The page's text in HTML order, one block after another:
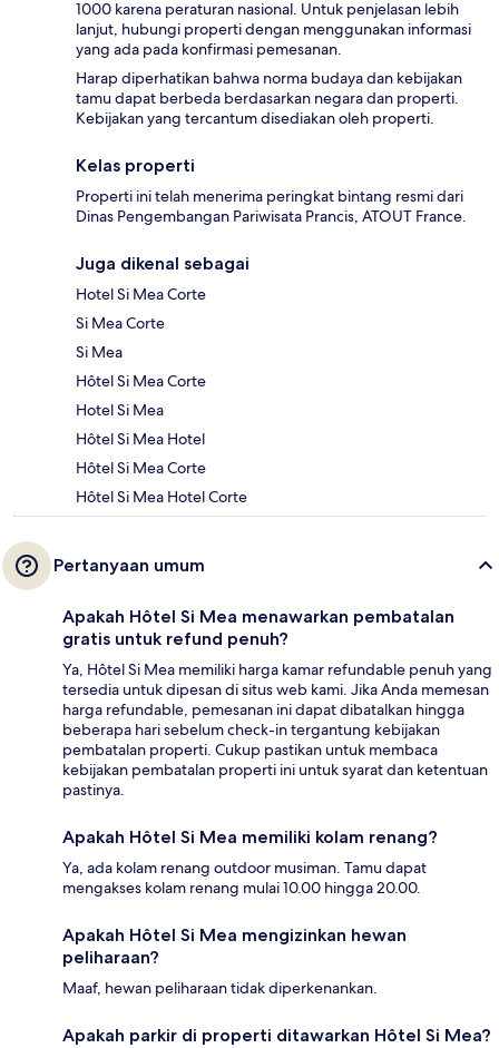
1000 karena peraturan nasional. Untuk penjelasan lebih
lanjut, hubungi properti dengan menggunakan informasi
yang ada pada konfirmasi pemesanan.
Harap diperhatikan bahwa norma budaya dan kebijakan
tamu dapat berbeda berdasarkan negara dan properti.
Kebijakan yang tercantum disediakan oleh properti.
Kelas properti
Properti ini telah menerima peringkat bintang resmi dari
Dinas Pengembangan Pariwisata Prancis, ATOUT France.
Juga dikenal sebagai
Hotel Si Mea Corte
Si Mea Corte
Si Mea
Hôtel Si Mea Corte
Hotel Si Mea
Hôtel Si Mea Hotel
Hôtel Si Mea Corte
Hôtel Si Mea Hotel Corte
Pertanyaan umum
Apakah Hôtel Si Mea menawarkan pembatalan
gratis untuk refund penuh?
Ya, Hôtel Si Mea memiliki harga kamar refundable penuh yang
tersedia untuk dipesan di situs web kami. Jika Anda memesan
harga refundable, pemesanan ini dapat dibatalkan hingga
beberapa hari sebelum check-in tergantung kebijakan
pembatalan properti. Cukup pastikan untuk membaca
kebijakan pembatalan properti ini untuk syarat dan ketentuan
pastinya.
Apakah Hôtel Si Mea memiliki kolam renang?
Ya, ada kolam renang outdoor musiman. Tamu dapat
mengakses kolam renang mulai 10.00 hingga 20.00.
Apakah Hôtel Si Mea mengizinkan hewan
peliharaan?
Maaf, hewan peliharaan tidak diperkenankan.
Apakah parkir di properti ditawarkan Hôtel Si Mea?